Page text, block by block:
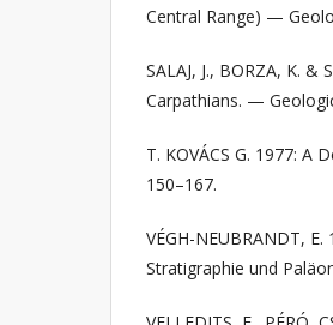
Central Range) —
SALAJ, J., BORZA, K.
Carpathians. —
T. KOVÁCS G. 1977:
150–167.
VÉGH-NEUBRANDT,
Stratigraphie und